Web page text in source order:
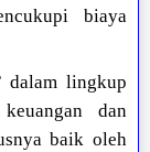
biaya
dalam lingkup
dan
baik oleh